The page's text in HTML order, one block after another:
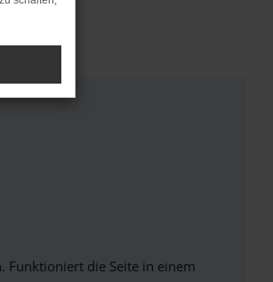
Funktioniert die Seite in einem